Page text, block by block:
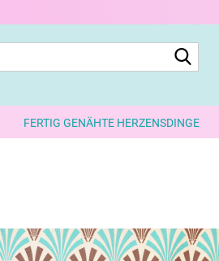
FERTIG GENÄHTE HERZENSDINGE